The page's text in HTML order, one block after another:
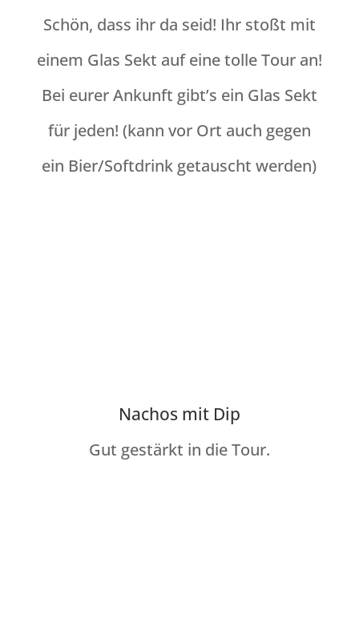
Schön, dass ihr da seid! Ihr stoßt mit
einem Glas Sekt auf eine tolle Tour an!
Bei eurer Ankunft gibt’s ein Glas Sekt
für jeden! (kann vor Ort auch gegen
ein Bier/Softdrink getauscht werden)
Nachos mit Dip
Gut gestärkt in die Tour.